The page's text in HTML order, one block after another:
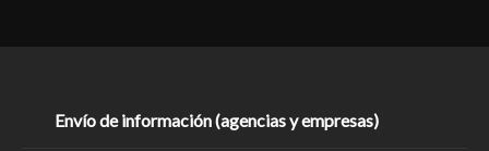
Envío de información (agencias y empresas)